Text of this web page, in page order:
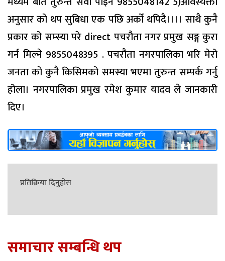
अनुसार को थप सुबिधा एक पछि अर्को थपिदै।।।। साथै कुनै
प्रकार को सम्स्या परे direct पचरौता नगर प्रमुख सङ्ग कुरा
गर्न मिल्ने 9855048395 . पचरौता नगरपालिका भरि मेरो
जनता को कुनै किसिमको समस्या भएमा तुरुन्त सम्पर्क गर्नु
होला। नगरपालिका प्रमुख रमेश कुमार यादव ले जानकारी
दिए।
प्रतिक्रिया दिनुहोस
समाचार सम्बन्धि थप